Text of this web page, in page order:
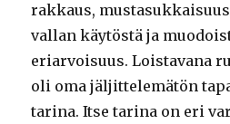
rakkaus,
vallan käytöstä ja
eriarvoisuus. Loistavana
oli oma jäljittelemätön
tarina. Itse tarina on eri